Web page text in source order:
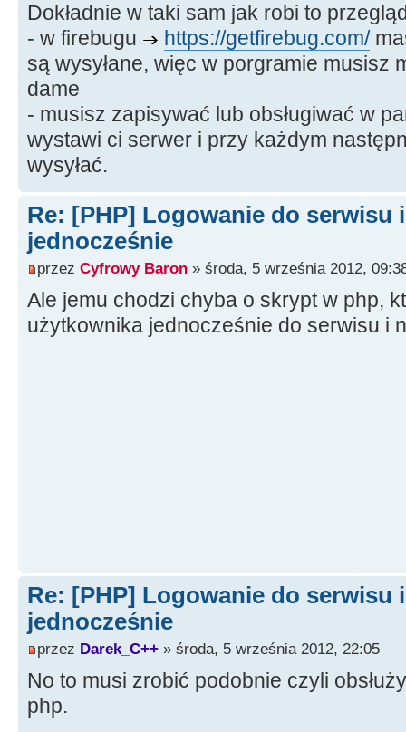
Dokładnie w taki sam jak robi to
- w firebugu
https://getfirebug.com/
są wysyłane, więc w porgramie musisz
dame
- musisz zapisywać lub obsługiwać w
wystawi ci serwer i przy każdym
wysyłać.
Re: [PHP] Logowanie do serwisu
jednocześnie
przez Cyfrowy Baron » środa, 5 września 2012,
Ale jemu chodzi chyba o skrypt w php,
użytkownika jednocześnie do serwisu i
Re: [PHP] Logowanie do serwisu
jednocześnie
przez Darek_C++ » środa, 5 września 2012, 22:05
No to musi zrobić podobnie czyli
php.